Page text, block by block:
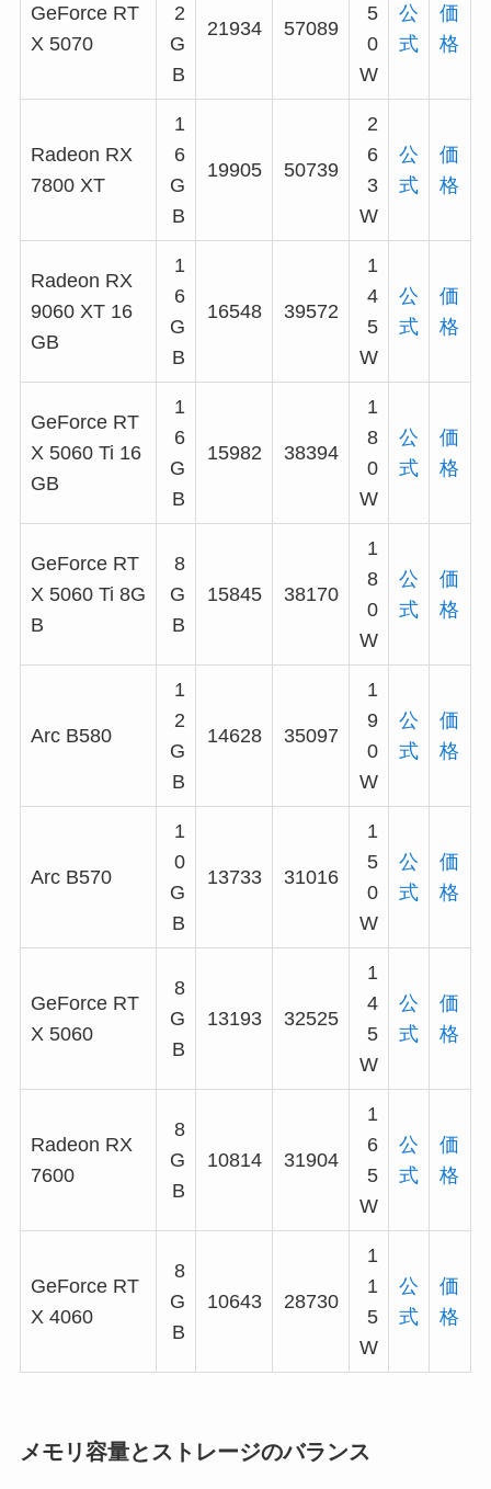
GeForce RT
X 5070
2
G
B
21934 57089
5
0
W
公
式
価
格
Radeon RX
7800 XT
1
6
G
B
19905 50739
2
6
3
W
公
式
価
格
Radeon RX
9060 XT 16
GB
1
6
G
B
16548 39572
1
4
5
W
公
式
価
格
GeForce RT
X 5060 Ti 16
GB
1
6
G
B
15982 38394
1
8
0
W
公
式
価
格
GeForce RT
X 5060 Ti 8G
B
8
G
B
15845 38170
1
8
0
W
公
式
価
格
Arc B580
1
2
G
B
14628 35097
1
9
0
W
公
式
価
格
Arc B570
1
0
G
B
13733 31016
1
5
0
W
公
式
価
格
GeForce RT
X 5060
8
G
B
13193 32525
1
4
5
W
公
式
価
格
Radeon RX
7600
8
G
B
10814 31904
1
6
5
W
公
式
価
格
GeForce RT
X 4060
8
G
B
10643 28730
1
1
5
W
公
式
価
格
メモリ容量とストレージのバランス